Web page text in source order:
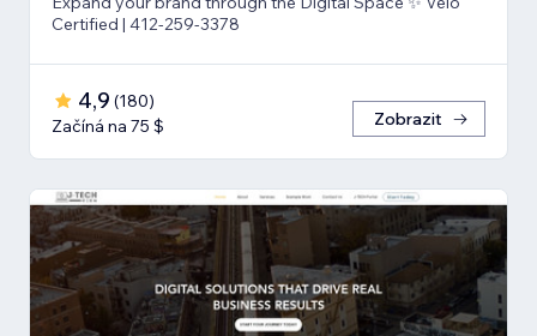
Certified | 412-259-3378
4,9 (180)
Začíná na 75 $
Zobrazit